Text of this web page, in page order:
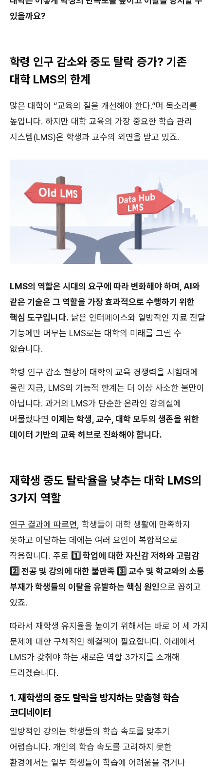
있을까요?
학령 인구 감소와 중도 탈락 증가? 기존
대학 LMS의 한계
많은 대학이 “교육의 질을 개선해야 한다.”며 목소리를
높입니다. 하지만 대학 교육의 가장 중요한 학습 관리
시스템(LMS)은 학생과 교수의 외면을 받고 있죠.
LMS의 역할은 시대의 요구에 따라 변화해야 하며, AI와
같은 기술은 그 역할을 가장 효과적으로 수행하기 위한
핵심 도구입니다. 낡은 인터페이스와 일방적인 자료 전달
기능에만 머무는 LMS로는 대학의 미래를 그릴 수
없습니다.
학령 인구 감소 현상이 대학의 교육 경쟁력을 시험대에
올린 지금, LMS의 기능적 한계는 더 이상 사소한 불만이
아닙니다. 과거의 LMS가 단순한 온라인 강의실에
머물렀다면 이제는 학생, 교수, 대학 모두의 생존을 위한
데이터 기반의 교육 허브로 진화해야 합니다.
재학생 중도 탈락율을 낮추는 대학 LMS의
3가지 역할
연구 결과에 따르면 , 학생들이 대학 생활에 만족하지
못하고 이탈하는 데에는 여러 요인이 복합적으로
작용합니다. 주로 1️⃣ 학업에 대한 자신감 저하와 고립감
2️⃣ 전공 및 강의에 대한 불만족 3️⃣ 교수 및 학교와의 소통
부재가 학생들의 이탈을 유발하는 핵심 원인으로 꼽히고
있죠.
따라서 재학생 유지율을 높이기 위해서는 바로 이 세 가지
문제에 대한 구체적인 해결책이 필요합니다. 아래에서
LMS가 갖춰야 하는 새로운 역할 3가지를 소개해
드리겠습니다.
1. 재학생의 중도 탈락을 방지하는 맞춤형 학습
코디네이터
일방적인 강의는 학생들의 학습 속도를 맞추기
어렵습니다. 개인의 학습 속도를 고려하지 못한
환경에서는 일부 학생들이 학습에 어려움을 겪거나